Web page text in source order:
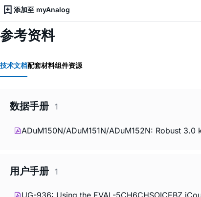
添加至 myAnalog
参考资料
技术文档配套材料组件资源
数据手册 1
ADuM150N/ADuM151N/ADuM152N: Robust
用户手册 1